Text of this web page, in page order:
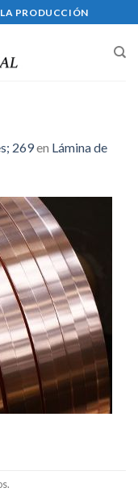
PRODUCCIÓN
269en Lámina de